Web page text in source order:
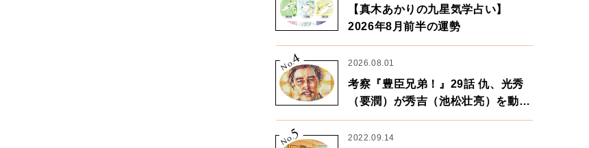
【真木あかりの九星気学占い】
2026年8月前半の運勢
No.
4 2026.08.01
考察『豊臣兄弟！』29話 仇、光秀
（要潤）が秀吉（池松壮亮）を動か
す。天下に向けた兄弟の分岐点。
No.
5 2022.09.14